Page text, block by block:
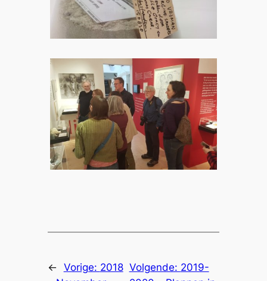
← Vorige: 2018 Volgende: 2019-